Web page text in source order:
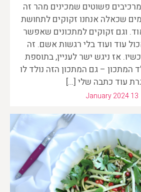
פשוטים שמכינים מהר זה
שכאלה אנחנו זקוקים לתחושת
וגם זקוקים למתכונים שאפשר
עוד ועוד בלי רגשות אשם. זה
אז ניגש ישר לעניין, בתוספת
המתכון – גם המתכון הזה נולד לו
עוד כתבה שלי […]
January 2024 13